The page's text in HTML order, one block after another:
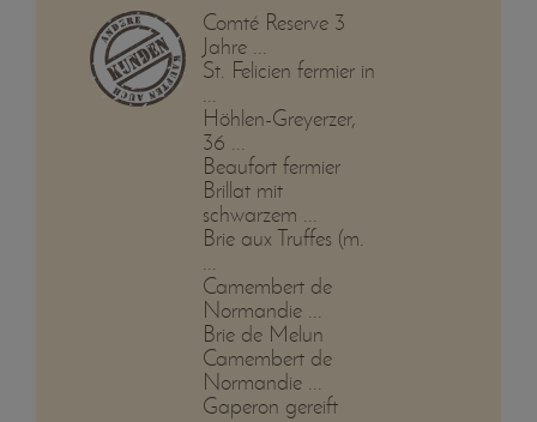
Comté Reserve 3
Jahre ...
St. Felicien fermier in
...
Höhlen-Greyerzer,
36 ...
Beaufort fermier
Brillat mit
schwarzem ...
Brie aux Truffes (m.
...
Camembert de
Normandie ...
Brie de Melun
Camembert de
Normandie ...
Gaperon gereift